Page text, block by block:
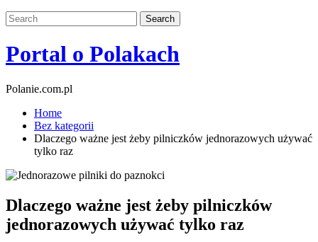
Portal o Polakach
Polanie.com.pl
Home
Bez kategorii
Dlaczego ważne jest żeby pilniczków jednorazowych używać
tylko raz
Dlaczego ważne jest żeby pilniczków
jednorazowych używać tylko raz